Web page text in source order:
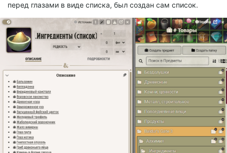
перед глазами в виде списка, был создан сам список.